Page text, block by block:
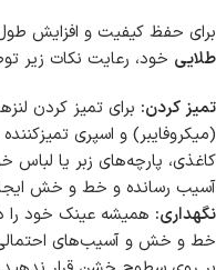
برای حفظ کیفیت و افزایش
طلایی خود، رعایت نکات زیر
تمیز کردن: برای تمیز کردن
(میکروفایبر) و اسپری
کاغذی، پارچه‌های زبر یا لباس
آسیب رسانده و خط و خش
نگهداری: همیشه عینک خود را
خط و خش و آسیب‌های احتمالی